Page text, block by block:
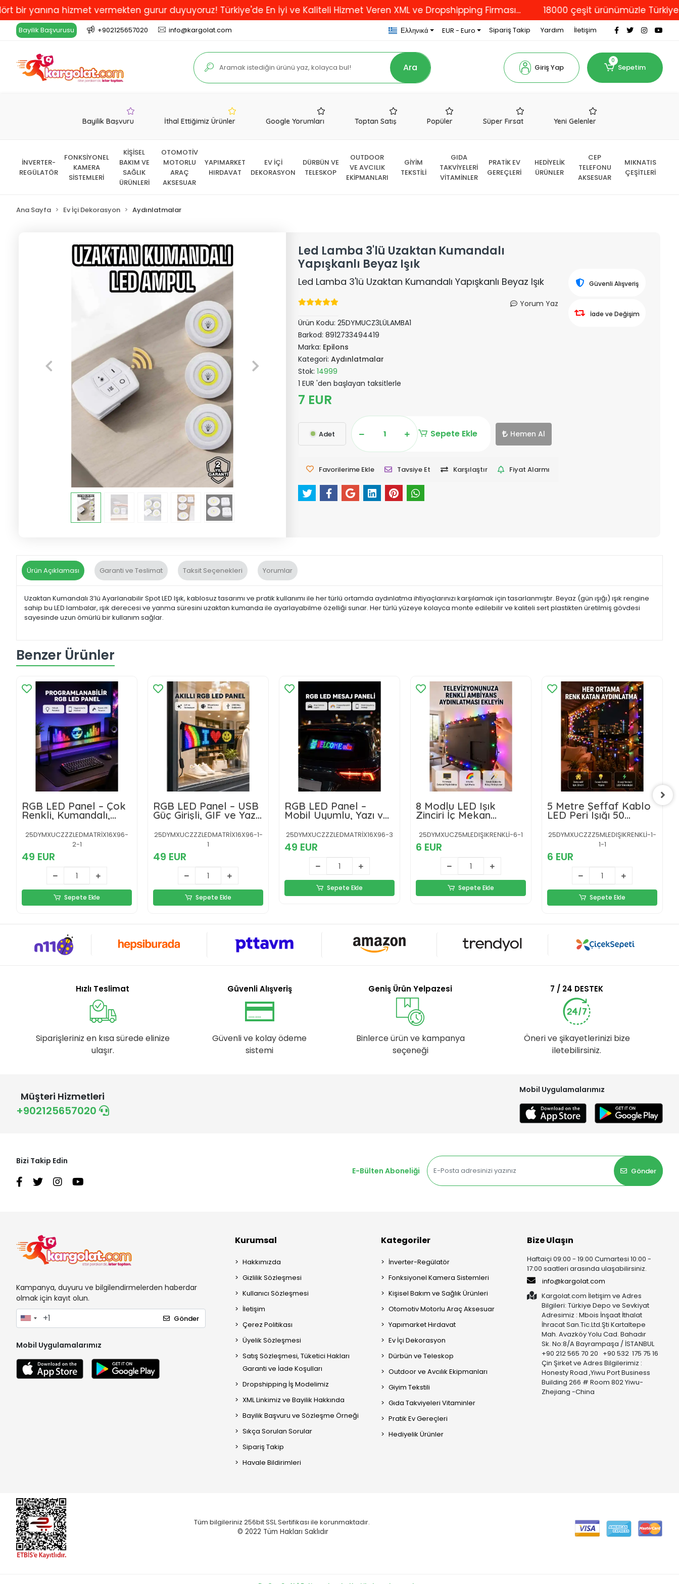
hizmet vermekten gurur duyuyoruz! Türkiye'de En İyi ve Kaliteli Hizmet Veren XML ve Dropshipping Firması... 18000 çeşit ürünümüzle Türkiye'nin
Bayilik Başvurusu +902125657020 info@kargolat.com Ελληνικά EUR - Euro Sipariş Takip Yardım İletişim
Ara Giriş Yap
0
Sepetim
Bayilik Başvuru İthal Ettiğimiz Ürünler Google Yorumları Toptan Satış Popüler Süper Fırsat Yeni Gelenler
İNVERTER-
REGÜLATÖR
FONKSİYONEL
KAMERA
SİSTEMLERİ
KİŞİSEL
BAKIM VE
SAĞLIK
ÜRÜNLERİ
OTOMOTİV
MOTORLU
ARAÇ
AKSESUAR
YAPIMARKET
HIRDAVAT
EV İÇİ
DEKORASYON
DÜRBÜN VE
TELESKOP
OUTDOOR
VE AVCILIK
EKİPMANLARI
GİYİM
TEKSTİLİ
GIDA
TAKVİYELERİ
VİTAMİNLER
PRATİK EV
GEREÇLERİ
HEDİYELİK
ÜRÜNLER
CEP
TELEFONU
AKSESUAR
MIKNATIS
ÇEŞİTLERİ
Ana Sayfa Ev İçi Dekorasyon Aydınlatmalar
Led Lamba 3'lü Uzaktan Kumandalı
Yapışkanlı Beyaz Işık
Led Lamba 3'lü Uzaktan Kumandalı Yapışkanlı Beyaz Işık
Yorum Yaz
Ürün Kodu:25DYMUCZ3LÜLAMBA1
Barkod:8912733494419
Marka: Epilons
Kategori:Aydınlatmalar
Stok:14999
1 EUR 'den başlayan taksitlerle
7 EUR
Adet Sepete Ekle Hemen Al
Favorilerime Ekle Tavsiye Et Karşılaştır Fiyat Alarmı
Güvenli Alışveriş
İade ve Değişim
Ürün Açıklaması Garanti ve Teslimat Taksit Seçenekleri Yorumlar
Uzaktan Kumandalı 3’lü Ayarlanabilir Spot LED Işık, kablosuz tasarımı ve pratik kullanımı ile her türlü ortamda aydınlatma ihtiyaçlarınızı karşılamak için tasarlanmıştır. Beyaz (gün ışığı) ışık rengine
sahip bu LED lambalar, ışık derecesi ve yanma süresini uzaktan kumanda ile ayarlayabilme özelliği sunar. Her türlü yüzeye kolayca monte edilebilir ve kaliteli sert plastikten üretilmiş gövdesi
sayesinde uzun ömürlü bir kullanım sağlar.
Benzer Ürünler
RGB LED Panel – Çok
Renkli, Kumandalı,
USB Bağlantılı Yazı ve
GIF Gösterimli Akıllı
25DYMXUCZZZLEDMATRİX16X96-
2-1
49 EUR
Sepete Ekle
RGB LED Panel – USB
Güç Girişli, GIF ve Yazı
Gösterimli Akıllı Ekran
25DYMXUCZZZLEDMATRİX16X96-1-
1
49 EUR
Sepete Ekle
RGB LED Panel –
Mobil Uyumlu, Yazı ve
GIF Destekli, USB
Bağlantılı Dekoratif
Ekran
25DYMXUCZZZLEDMATRİX16X96-3
49 EUR
Sepete Ekle
8 Modlu LED Işık
Zinciri İç Mekan
Dekoratif Aydınlatma
Yeni Nesil
25DYMXUCZ5MLEDIŞIKRENKLİ-6-1
6 EUR
Sepete Ekle
5 Metre Şeffaf Kablo
LED Peri Işığı 50
Ampullü Dekoratif Led
Yeni Nesil
25DYMXUCZZZ5MLEDIŞIKRENKLİ-1-
1-1
6 EUR
Sepete Ekle
Hızlı Teslimat
Siparişleriniz en kısa sürede elinize
ulaşır.
Güvenli Alışveriş
Güvenli ve kolay ödeme
sistemi
Geniş Ürün Yelpazesi
Binlerce ürün ve kampanya
seçeneği
7 / 24 DESTEK
Öneri ve şikayetlerinizi bize
iletebilirsiniz.
Müşteri Hizmetleri
+902125657020
Mobil Uygulamalarımız
Bizi Takip Edin
E-Bülten Aboneliği
Gönder
Kampanya, duyuru ve bilgilendirmelerden haberdar
olmak için kayıt olun.
Gönder
Mobil Uygulamalarımız
Kurumsal
Hakkımızda
Gizlilik Sözleşmesi
Kullanıcı Sözleşmesi
İletişim
Çerez Politikası
Üyelik Sözleşmesi
Satış Sözleşmesi, Tüketici Hakları
Garanti ve İade Koşulları
Dropshipping İş Modelimiz
XML Linkimiz ve Bayilik Hakkında
Bayilik Başvuru ve Sözleşme Örneği
Sıkça Sorulan Sorular
Sipariş Takip
Havale Bildirimleri
Kategoriler
İnverter-Regülatör
Fonksiyonel Kamera Sistemleri
Kişisel Bakım ve Sağlık Ürünleri
Otomotiv Motorlu Araç Aksesuar
Yapımarket Hırdavat
Ev İçi Dekorasyon
Dürbün ve Teleskop
Outdoor ve Avcılık Ekipmanları
Giyim Tekstili
Gıda Takviyeleri Vitaminler
Pratik Ev Gereçleri
Hediyelik Ürünler
Bize Ulaşın
Haftaiçi 09:00 - 19:00 Cumartesi 10:00 -
17:00 saatleri arasında ulaşabilirsiniz.
info@kargolat.com
Kargolat.com İletişim ve Adres
Bilgileri: Türkiye Depo ve Sevkiyat
Adresimiz : Mbois İnşaat İthalat
İhracat San.Tic.Ltd.Şti Kartaltepe
Mah. Avazköy Yolu Cad. Bahadır
Sk. No:8/A Bayrampaşa / İSTANBUL
+90 212 565 70 20 +90 532 175 75 16
Çin Şirket ve Adres Bilgilerimiz :
Honesty Road ,Yiwu Port Business
Building 266 # Room 802 Yiwu-
Zhejiang -China
Tüm bilgileriniz 256bit SSL Sertifikası ile korunmaktadır.
© 2022 Tüm Hakları Saklıdır